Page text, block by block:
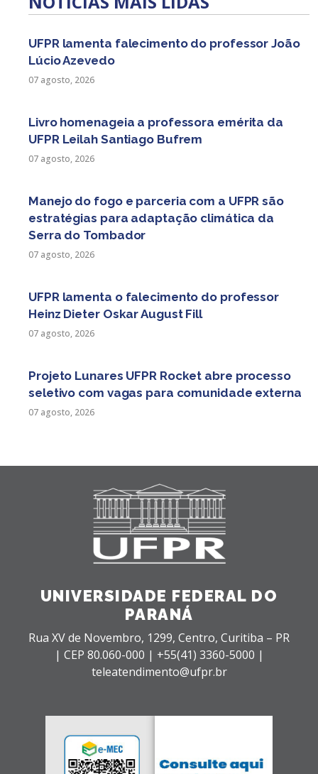
posts
UFPR lamenta falecimento do professor João
Lúcio Azevedo
07 agosto, 2026
Livro homenageia a professora emérita da
UFPR Leilah Santiago Bufrem
07 agosto, 2026
Manejo do fogo e parceria com a UFPR são
estratégias para adaptação climática da
Serra do Tombador
07 agosto, 2026
UFPR lamenta o falecimento do professor
Heinz Dieter Oskar August Fill
07 agosto, 2026
Projeto Lunares UFPR Rocket abre processo
seletivo com vagas para comunidade externa
07 agosto, 2026
UNIVERSIDADE FEDERAL DO
PARANÁ
Rua XV de Novembro, 1299, Centro, Curitiba – PR
| CEP 80.060-000 | +55(41) 3360-5000 |
teleatendimento@ufpr.br